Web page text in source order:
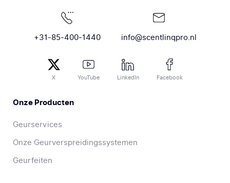
+31-85-400-1440 info@scentlinqpro.nl
X YouTube LinkedIn Facebook
Onze Producten
Geurservices
Onze Geurverspreidingssystemen
Geurfeiten